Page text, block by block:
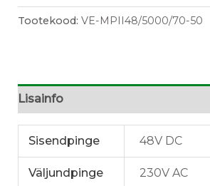
Tootekood: VE-MPII48/5000/70-50
Lisainfo
Sisendpinge 48V DC
Väljundpinge 230V AC